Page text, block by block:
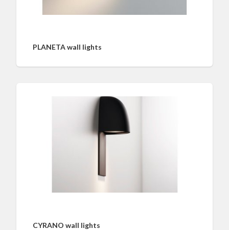
PLANETA wall lights
CYRANO wall lights